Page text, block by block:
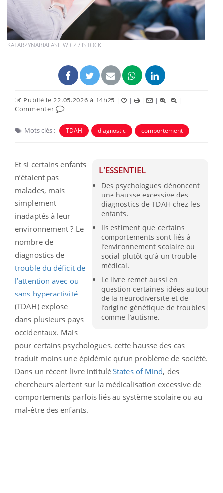
KATARZYNABIALASIEWICZ / ISTOCK
Publié le 22.05.2026 à 14h25 | | | |
|
Commenter
Mots clés : TDAH diagnostic comportement
L'ESSENTIEL
Des psychologues dénoncent
une hausse excessive des
diagnostics de TDAH chez les
enfants.
Ils estiment que certains
comportements sont liés à
l’environnement scolaire ou
social plutôt qu’à un trouble
médical.
Le livre remet aussi en
question certaines idées autour
de la neurodiversité et de
l’origine génétique de troubles
comme l’autisme.
Et si certains enfants
n’étaient pas
malades, mais
simplement
inadaptés à leur
environnement ? Le
nombre de
diagnostics de
trouble du déficit de
l’attention avec ou
sans hyperactivité
(TDAH) explose
dans plusieurs pays
occidentaux. Mais
pour certains psychologues, cette hausse des cas
traduit moins une épidémie qu’un problème de société.
Dans un récent livre intituléStates of Mind, des
chercheurs alertent sur la médicalisation excessive de
comportements parfois liés au système scolaire ou au
mal-être des enfants.